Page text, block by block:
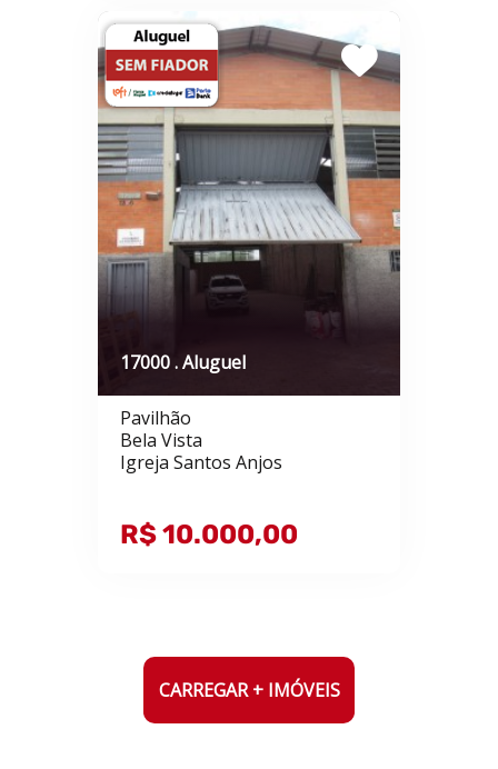
17000 . Aluguel
Pavilhão
Bela Vista
Igreja Santos Anjos
R$ 10.000,00
CARREGAR + IMÓVEIS